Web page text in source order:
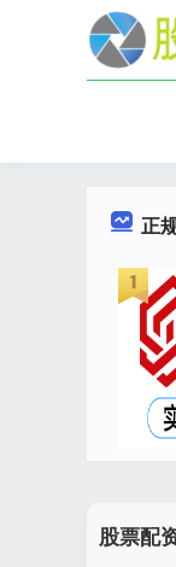
正
股票配